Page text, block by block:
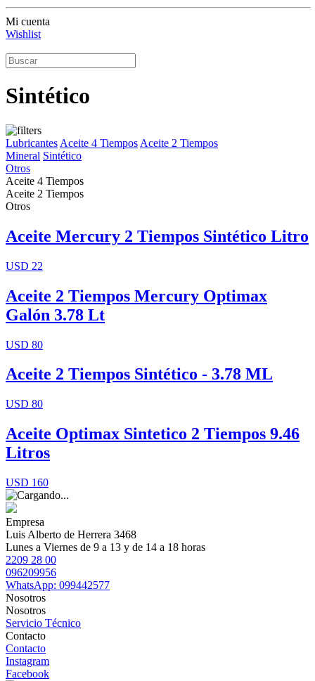
Mi cuenta
Wishlist
Sintético
Lubricantes Aceite 4 Tiempos Aceite 2 Tiempos
Mineral Sintético
Otros
Aceite 4 Tiempos
Aceite 2 Tiempos
Otros
Aceite Mercury 2 Tiempos Sintético Litro
USD 22
Aceite 2 Tiempos Mercury Optimax
Galón 3.78 Lt
USD 80
Aceite 2 Tiempos Sintético - 3.78 ML
USD 80
Aceite Optimax Sintetico 2 Tiempos 9.46
Litros
USD 160
Empresa
Luis Alberto de Herrera 3468
Lunes a Viernes de 9 a 13 y de 14 a 18 horas
2209 28 00
096209956
WhatsApp: 099442577
Nosotros
Nosotros
Servicio Técnico
Contacto
Contacto
Instagram
Facebook